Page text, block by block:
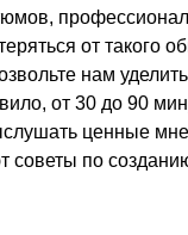
от такого
нам
от 30 до 90
ценные
по